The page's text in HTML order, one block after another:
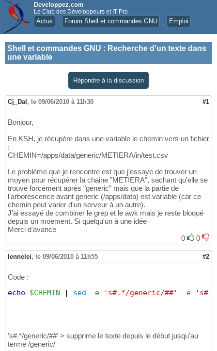
Developpez.com
Le Club des Développeurs et IT Pro
Actus Forum Shell et commandes GNU Emploi
Shell et commandes GNU : Recherche d'un texte dans
une variable
Répondre à la discussion
Cj_Dal , le 09/06/2010 à 11h30 #1
Bonjour,
En KSH, je récupère dans une variable le chemin vers un fichier
:
CHEMIN=/apps/data/generic/METIERA/in/test.csv
Le problème que je rencontre est que j'essaye de trouver un
moyen pour récupérer la chaine "METIERA", sachant qu'elle se
trouve forcément après "generic" mais que la partie de
l'arborescence avant generic (/apps/data) est variable (car ce
chemin peut varier d'un serveur à un autre).
J'ai essayé de combiner le grep et le awk mais je reste bloqué
depuis un moement. Si quelqu'un à une idée
Merci d'avance
0
0
lennelei, le 09/06/2010 à 11h55 #2
Code :
echo $CHEMIN sed -e 's#.*/generic/##' -e 's#/
's#.*/generic/##' > supprime le texte depuis le début jusqu'au
terme /generic/